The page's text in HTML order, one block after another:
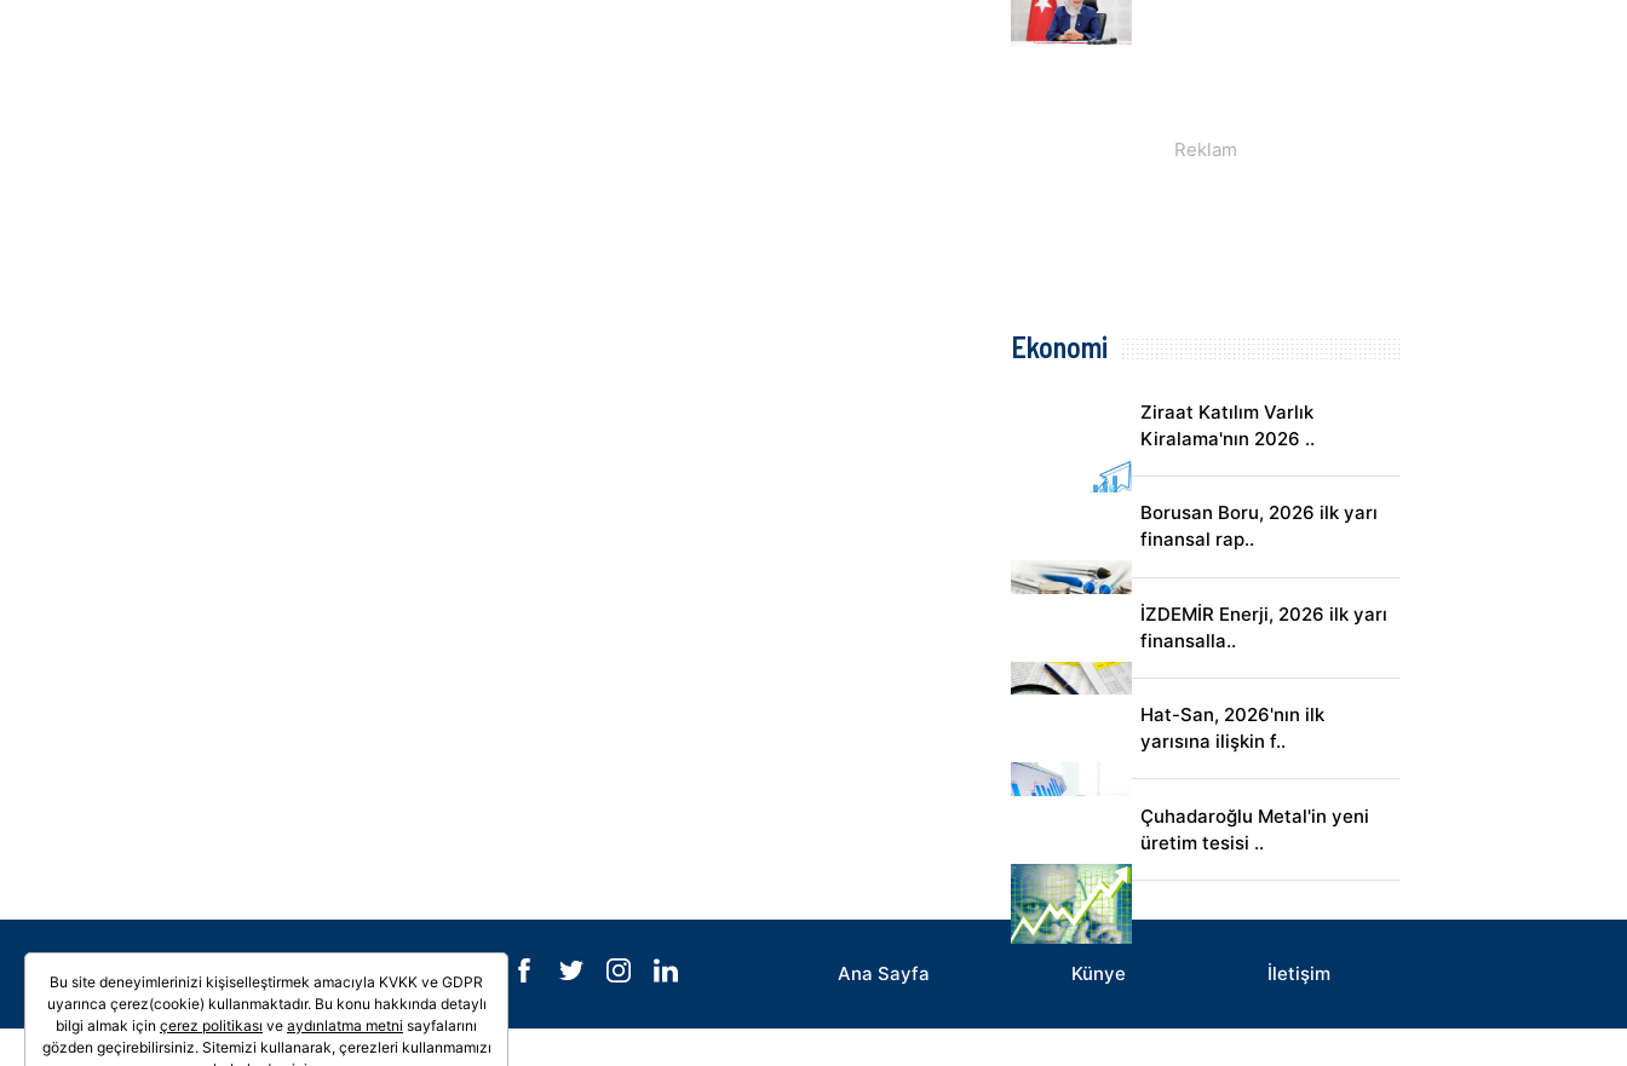
Ekonomi
Ziraat Katılım Varlık
Kiralama'nın 2026 ..
Borusan Boru, 2026 ilk yarı
finansal rap..
İZDEMİR Enerji, 2026 ilk yarı
finansalla..
Hat-San, 2026'nın ilk
yarısına ilişkin f..
Çuhadaroğlu Metal'in yeni
üretim tesisi ..
Galeri Video Ana Sayfa Künye İletişim
Bu site deneyimlerinizi kişiselleştirmek amacıyla KVKK ve GDPR
uyarınca çerez(cookie) kullanmaktadır. Bu konu hakkında detaylı
bilgi almak için çerez politikası ve aydınlatma metni sayfalarını
gözden geçirebilirsiniz. Sitemizi kullanarak, çerezleri kullanmamızı